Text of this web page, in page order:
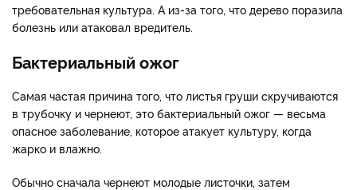
требовательная культура. А из-за того, что дерево поразила
болезнь или атаковал вредитель.
Бактериальный ожог
Самая частая причина того, что листья груши скручиваются
в трубочку и чернеют, это бактериальный ожог — весьма
опасное заболевание, которое атакует культуру, когда
жарко и влажно.
Обычно сначала чернеют молодые листочки, затем